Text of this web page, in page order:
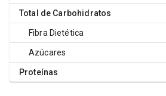
Total de Carbohidratos
Fibra Dietética
Azúcares
Proteínas